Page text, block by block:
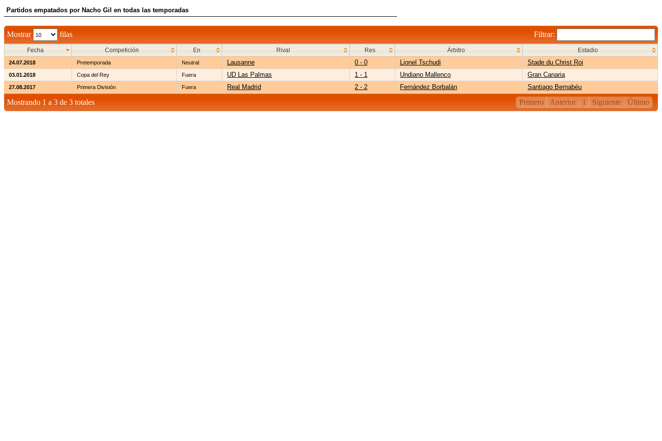
Partidos empatados por Nacho Gil en todas las temporadas
Mostrar filas Filtrar:
Fecha Competición En Rival Res Árbitro Estadio
24.07.2018 Pretemporada Neutral Lausanne 0 - 0 Lionel Tschudi Stade du Christ Roi
03.01.2018 Copa del Rey Fuera UD Las Palmas 1 - 1 Undiano Mallenco Gran Canaria
27.08.2017 Primera División Fuera Real Madrid 2 - 2 Fernández Borbalán Santiago Bernabéu
Mostrando 1 a 3 de 3 totales Primero Anterior 1 Siguiente Último